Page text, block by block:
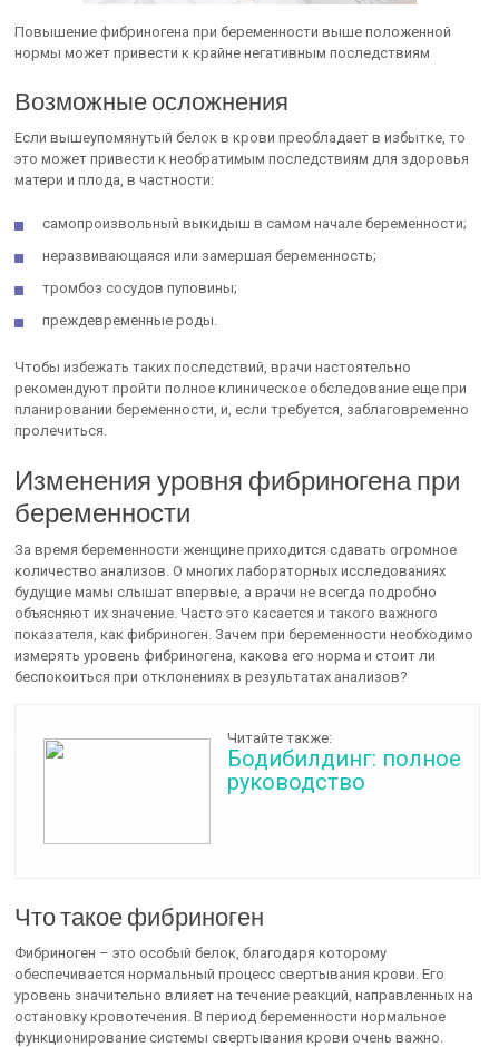
Повышение фибриногена при беременности выше положенной
нормы может привести к крайне негативным последствиям
Возможные осложнения
Если вышеупомянутый белок в крови преобладает в избытке, то
это может привести к необратимым последствиям для здоровья
матери и плода, в частности:
самопроизвольный выкидыш в самом начале беременности;
неразвивающаяся или замершая беременность;
тромбоз сосудов пуповины;
преждевременные роды.
Чтобы избежать таких последствий, врачи настоятельно
рекомендуют пройти полное клиническое обследование еще при
планировании беременности, и, если требуется, заблаговременно
пролечиться.
Изменения уровня фибриногена при
беременности
За время беременности женщине приходится сдавать огромное
количество анализов. О многих лабораторных исследованиях
будущие мамы слышат впервые, а врачи не всегда подробно
объясняют их значение. Часто это касается и такого важного
показателя, как фибриноген. Зачем при беременности необходимо
измерять уровень фибриногена, какова его норма и стоит ли
беспокоиться при отклонениях в результатах анализов?
Читайте также:
Бодибилдинг: полное
руководство
Что такое фибриноген
Фибриноген – это особый белок, благодаря которому
обеспечивается нормальный процесс свертывания крови. Его
уровень значительно влияет на течение реакций, направленных на
остановку кровотечения. В период беременности нормальное
функционирование системы свертывания крови очень важно.